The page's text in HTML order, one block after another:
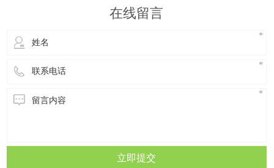
使用、使用年限短的产品，回收料性能变化也不
大;而在室外使用，年限长、环境
在线留言
立即提交